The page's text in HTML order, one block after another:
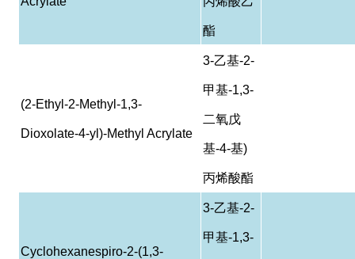
酯
(2-Ethyl-2-Methyl-1,3-
Dioxolate-4-yl)-Methyl Acrylate
3-乙基-2-
甲基-1,3-
二氧戊
基-4-基)
丙烯酸酯
Cyclohexanespiro-2-(1,3-
3-乙基-2-
甲基-1,3-